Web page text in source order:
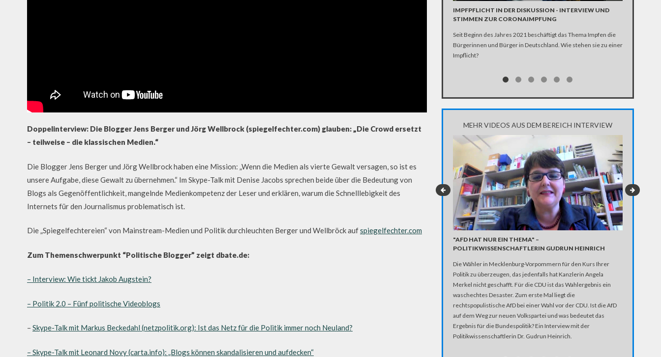
Doppelinterview: Die Blogger Jens Berger und Jörg Wellbrock (spiegelfechter.com) glauben: „Die Crowd ersetzt
– teilweise – die klassischen Medien.“
Die Blogger Jens Berger und Jörg Wellbrock haben eine Mission: „Wenn die Medien als vierte Gewalt versagen, so ist es
unsere Aufgabe, diese Gewalt zu übernehmen.“ Im Skype-Talk mit Denise Jacobs sprechen beide über die Bedeutung von
Blogs als Gegenöffentlichkeit, mangelnde Medienkompetenz der Leser und erklären, warum die Schnelllebigkeit des
Internets für den Journalismus problematisch ist.
Die „Spiegelfechtereien“ von Mainstream-Medien und Politik durchleuchten Berger und Wellbröck aufspiegelfechter.com
Zum Themenschwerpunkt “Politische Blogger” zeigt dbate.de:
– Interview: Wie tickt Jakob Augstein?
– Politik 2.0 – Fünf politische Videoblogs
– Skype-Talk mit Markus Beckedahl (netzpolitik.org): Ist das Netz für die Politik immer noch Neuland?
– Skype-Talk mit Leonard Novy (carta.info): „Blogs können skandalisieren und aufdecken“
IMPFPFLICHT IN DER DISKUSSION - INTERVIEW UND
STIMMEN ZUR CORONAIMPFUNG
Seit Beginn des Jahres 2021 beschäftigt das Thema Impfen die
Bürgerinnen und Bürger in Deutschland. Wie stehen sie zu einer
Impflicht?
MEHR VIDEOS AUS DEM BEREICH INTERVIEW
"AFD HAT NUR EIN THEMA" –
POLITIKWISSENSCHAFTLERIN GUDRUN HEINRICH
Die Wähler in Mecklenburg-Vorpommern für den Kurs Ihrer
Politik zu überzeugen, das jedenfalls hat Kanzlerin Angela
Merkel nicht geschafft. Für die CDU ist das Wahlergebnis ein
waschechtes Desaster. Zum erste Mal liegt die
rechtspopulistische AfD bei einer Wahl vor der CDU. Ist die AfD
auf dem Weg zur neuen Volkspartei und was bedeutet das
Ergebnis für die Bundespolitik? Ein Interview mit der
Politikwissenschaftlerin Dr. Gudrun Heinrich.